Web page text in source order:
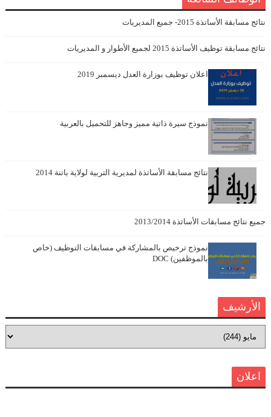
نتائج مسابقة الأساتذة 2015- جميع المديريات
نتائج مسابقة توظيف الأساتذة 2015 لجميع الأطوار و المديريات
اعلان توظيف بوزارة العدل ديسمبر 2019
نموذج سيرة ذاتية مميز وجاهز للتحميل بالعربية
نتائج مسابقة الأساتذة لمديرية التربية لولاية باتنة 2014
جميع نتائج مسابقات الأساتذة 2013/2014
نموذج ترخيص بالمشاركة في مسابقات التوظيف (خاص
بالموظفين) DOC
الأرشيف
اعلان